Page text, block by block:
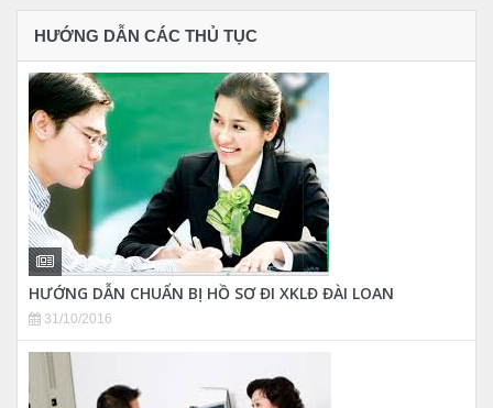
HƯỚNG DẪN CÁC THỦ TỤC
HƯỚNG DẪN CHUẨN BỊ HỒ SƠ ĐI XKLĐ ĐÀI LOAN
31/10/2016